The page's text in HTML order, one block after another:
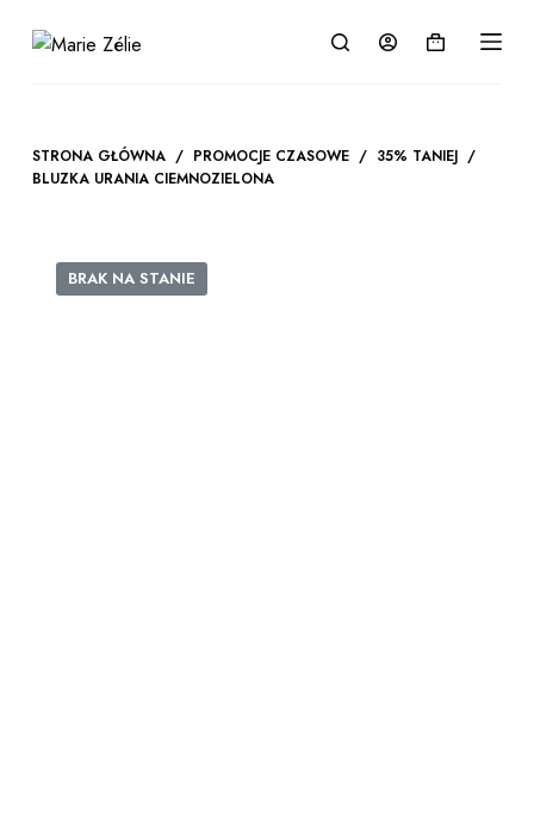
P
d
Koszyk
STRONA GŁÓWNA / PROMOCJE CZASOWE / 35% TANIEJ /
BLUZKA URANIA CIEMNOZIELONA
BRAK NA STANIE